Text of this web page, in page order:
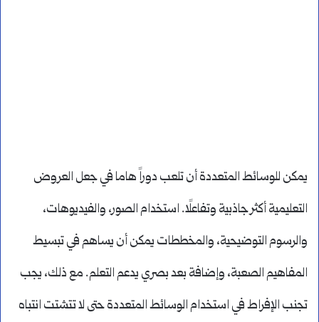
يمكن للوسائط المتعددة أن تلعب دوراً هاما في جعل العروض
التعليمية أكثر جاذبية وتفاعلًا. استخدام الصور، والفيديوهات،
والرسوم التوضيحية، والمخططات يمكن أن يساهم في تبسيط
المفاهيم الصعبة، وإضافة بعد بصري يدعم التعلم. مع ذلك، يجب
تجنب الإفراط في استخدام الوسائط المتعددة حتى لا تتشتت انتباه